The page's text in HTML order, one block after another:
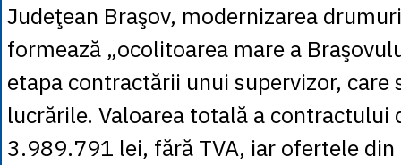
Judeţean Braşov, modernizarea
formează „ocolitoarea mare a
etapa contractării unui supervizor, care
lucrările. Valoarea totală a contractului
3.989.791 lei, fără TVA, iar ofertele din